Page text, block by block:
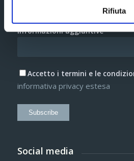
Rifiuta
Informazioni aggiuntive*
Accetto i termini e le
informativa privacy estesa
Subscribe
Social media